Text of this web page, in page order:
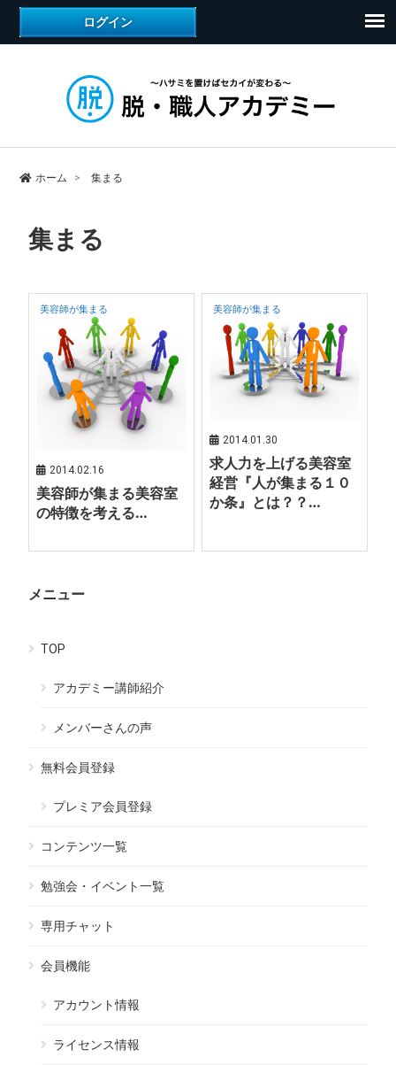
ホーム 集まる
集まる
美容師が集まる
2014.02.16
美容師が集まる美容室
の特徴を考える…
美容師が集まる
2014.01.30
求人力を上げる美容室
経営『人が集まる１０
か条』とは？？…
メニュー
TOP
アカデミー講師紹介
メンバーさんの声
無料会員登録
プレミア会員登録
コンテンツ一覧
勉強会・イベント一覧
専用チャット
会員機能
アカウント情報
ライセンス情報